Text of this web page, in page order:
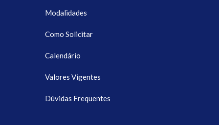
Modalidades
Como Solicitar
Calendário
Valores Vigentes
Dúvidas Frequentes